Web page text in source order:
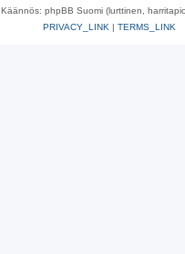
Käännös: phpBB Suomi (lurttinen,
PRIVACY_LINK | TERMS_LINK